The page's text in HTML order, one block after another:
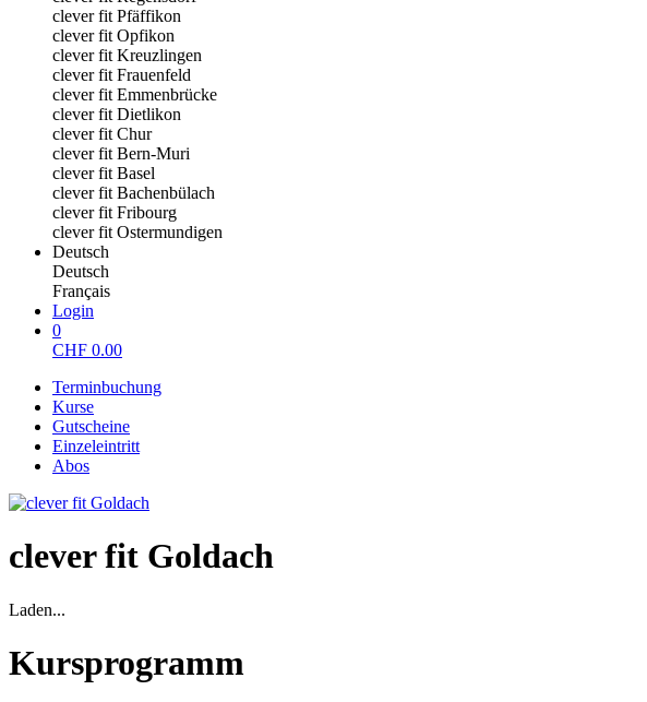
clever fit Pfäffikon
clever fit Opfikon
clever fit Kreuzlingen
clever fit Frauenfeld
clever fit Emmenbrücke
clever fit Dietlikon
clever fit Chur
clever fit Bern-Muri
clever fit Basel
clever fit Bachenbülach
clever fit Fribourg
clever fit Ostermundigen
Deutsch
Deutsch
Français
Login
0
CHF 0.00
Terminbuchung
Kurse
Gutscheine
Einzeleintritt
Abos
clever fit Goldach
Laden...
Kursprogramm